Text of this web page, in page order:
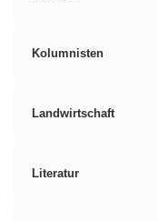
Kolumnisten
Landwirtschaft
Literatur